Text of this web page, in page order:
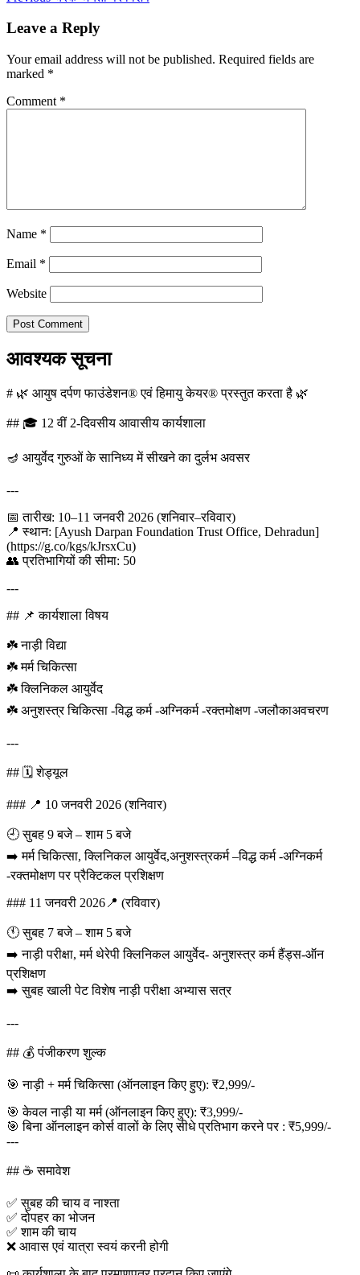
Leave a Reply
Your email address will not be published. Required fields are
marked *
Comment *
Name *
Email *
Website
आवश्यक सूचना
# 🌿 आयुष दर्पण फाउंडेशन® एवं हिमायु केयर® प्रस्तुत करता है 🌿
## 🎓 12 वीं 2-दिवसीय आवासीय कार्यशाला
🪔 आयुर्वेद गुरुओं के सानिध्य में सीखने का दुर्लभ अवसर
---
📅 तारीख: 10–11 जनवरी 2026 (शनिवार–रविवार)
📍 स्थान: [Ayush Darpan Foundation Trust Office, Dehradun]
(https://g.co/kgs/kJrsxCu)
👥 प्रतिभागियों की सीमा: 50
---
## 📌 कार्यशाला विषय
☘️ नाड़ी विद्या
☘️ मर्म चिकित्सा
☘️ क्लिनिकल आयुर्वेद
☘️ अनुशस्त्र चिकित्सा -विद्ध कर्म -अग्निकर्म -रक्तमोक्षण -जलौकाअवचरण
---
## 🗓️ शेड्यूल
### 📍 10 जनवरी 2026 (शनिवार)
🕘 सुबह 9 बजे – शाम 5 बजे
➡️ मर्म चिकित्सा, क्लिनिकल आयुर्वेद,अनुशस्त्रकर्म –विद्ध कर्म -अग्निकर्म
-रक्तमोक्षण पर प्रैक्टिकल प्रशिक्षण
### 11 जनवरी 2026📍 (रविवार)
🕚 सुबह 7 बजे – शाम 5 बजे
➡️ नाड़ी परीक्षा, मर्म थेरेपी क्लिनिकल आयुर्वेद- अनुशस्त्र कर्म हैंड्स-ऑन
प्रशिक्षण
➡️ सुबह खाली पेट विशेष नाड़ी परीक्षा अभ्यास सत्र
---
## 💰 पंजीकरण शुल्क
🎯 नाड़ी + मर्म चिकित्सा (ऑनलाइन किए हुए): ₹2,999/-
🎯 केवल नाड़ी या मर्म (ऑनलाइन किए हुए): ₹3,999/-
🎯 बिना ऑनलाइन कोर्स वालों के लिए सीधे प्रतिभाग करने पर : ₹5,999/-
---
## ☕ समावेश
✅ सुबह की चाय व नाश्ता
✅ दोपहर का भोजन
✅ शाम की चाय
❌ आवास एवं यात्रा स्वयं करनी होगी